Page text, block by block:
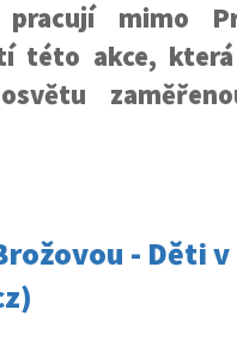
pracují mimo
této akce,
- Děti